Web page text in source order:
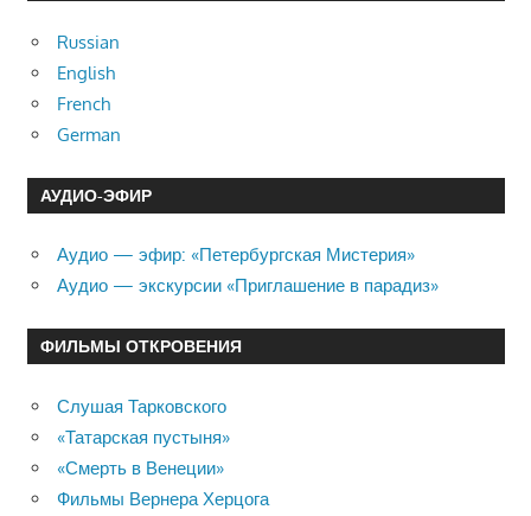
Russian
English
French
German
АУДИО-ЭФИР
Аудио — эфир: «Петербургская Мистерия»
Аудио — экскурсии «Приглашение в парадиз»
ФИЛЬМЫ ОТКРОВЕНИЯ
Слушая Тарковского
«Татарская пустыня»
«Смерть в Венеции»
Фильмы Вернера Херцога